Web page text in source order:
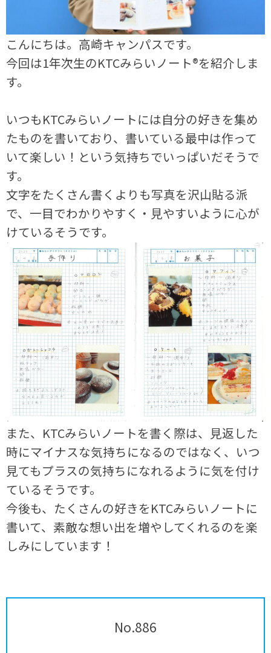
こんにちは。高崎キャンパスです。
今回は1年次生のKTCみらいノート®を紹介しま
す。
いつもKTCみらいノートには自分の好きを集め
たものを書いており、書いている最中は作って
いて楽しい！という気持ちでいっぱいだそうで
す。
文字をたくさん書くよりも写真を沢山貼る派
で、一目でわかりやすく・見やすいように心が
けているそうです。
また、KTCみらいノートを書く際は、見返した
時にマイナスな気持ちになるのではなく、いつ
見てもプラスの気持ちになれるように気を付け
ているそうです。
今後も、たくさんの好きをKTCみらいノートに
書いて、素敵な想い出を増やしてくれるのを楽
しみにしています！
No.886